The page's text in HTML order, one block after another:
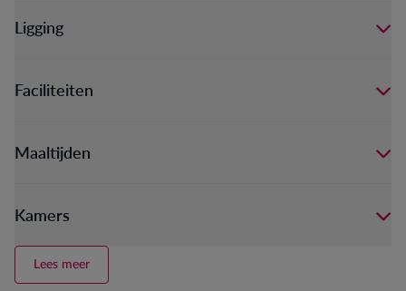
Ligging
Faciliteiten
Maaltijden
Kamers
Lees meer